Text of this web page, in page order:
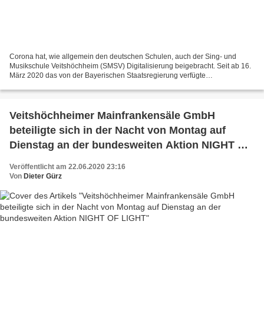
Corona hat, wie allgemein den deutschen Schulen, auch der Sing- und
Musikschule Veitshöchheim (SMSV) Digitalisierung beigebracht. Seit ab 16.
März 2020 das von der Bayerischen Staatsregierung verfügte
Veitshöchheimer Mainfrankensäle GmbH
beteiligte sich in der Nacht von Montag auf
Dienstag an der bundesweiten Aktion NIGHT OF
Veröffentlicht am 22.06.2020 23:16
Von Dieter Gürz